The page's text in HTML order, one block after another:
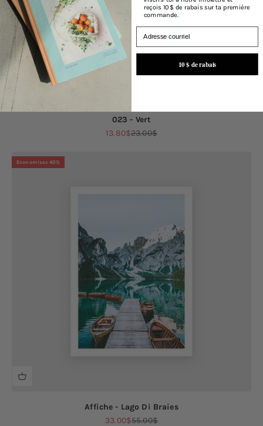
023 - Vert
Prix de vente
13.80$Prix normal
23.00$
Economisez 40%
Affiche - Lago Di Braies
Prix de vente
33.00$Prix normal
55.00$
reçois 10 $ de rabais sur ta première
commande.
Email
10 $ de rabais